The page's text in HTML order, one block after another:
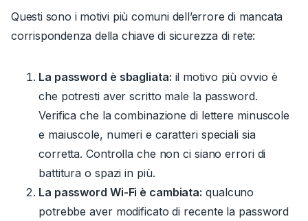
Questi sono i motivi più comuni dell’errore di mancata
corrispondenza della chiave di sicurezza di rete:
La password è sbagliata: il motivo più ovvio è
che potresti aver scritto male la password.
Verifica che la combinazione di lettere minuscole
e maiuscole, numeri e caratteri speciali sia
corretta. Controlla che non ci siano errori di
battitura o spazi in più.
La password Wi-Fi è cambiata: qualcuno
potrebbe aver modificato di recente la password